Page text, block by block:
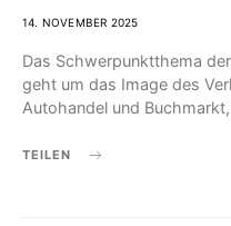
14. NOVEMBER 2025
Das Schwerpunktthema
geht um das Image des
Autohandel und
TEILEN